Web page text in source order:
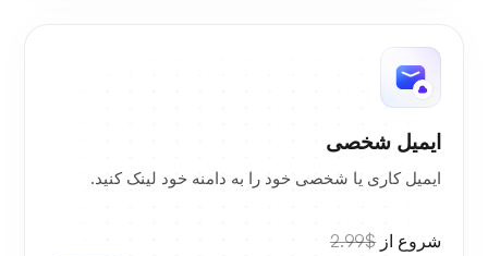
ایمیل شخصی
ایمیل کاری یا شخصی خود را به دامنه خود لینک کنید.
شروع از $2.99